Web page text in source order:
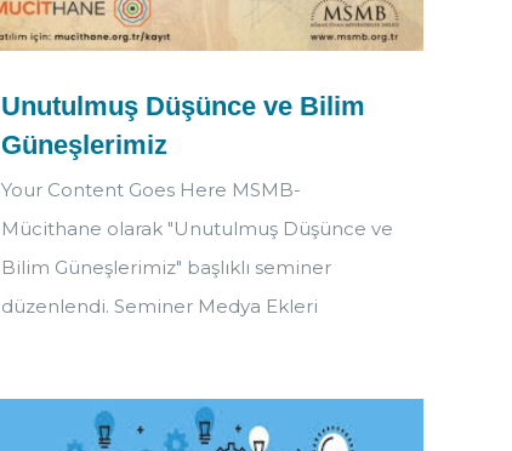
Unutulmuş Düşünce ve Bilim
Güneşlerimiz
Your Content Goes Here MSMB-
Mücithane olarak "Unutulmuş Düşünce ve
Bilim Güneşlerimiz" başlıklı seminer
düzenlendi. Seminer Medya Ekleri